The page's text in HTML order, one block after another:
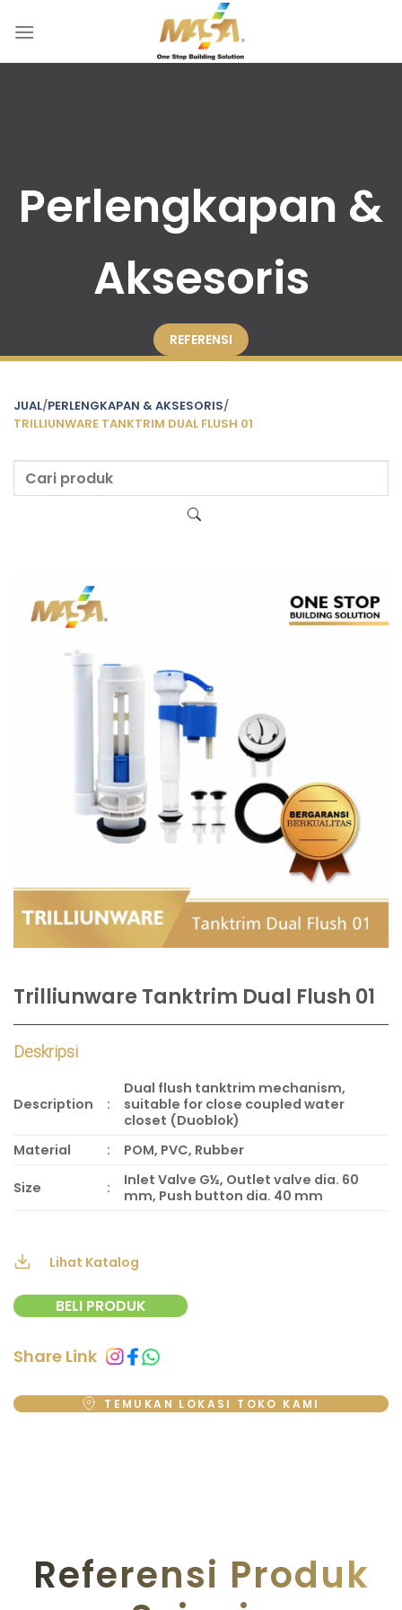
Perlengkapan &
Aksesoris
REFERENSI
JUAL/PERLENGKAPAN & AKSESORIS/
TRILLIUNWARE TANKTRIM DUAL FLUSH 01
Trilliunware Tanktrim Dual Flush 01
Deskripsi
Description :
Dual flush tanktrim mechanism,
suitable for close coupled water
closet (Duoblok)
Material
: POM, PVC, Rubber
Size :
Inlet Valve G½, Outlet valve dia. 60
mm, Push button dia. 40 mm
Lihat Katalog
BELI PRODUK
Share Link
TEMUKAN LOKASI TOKO KAMI
Referensi Produk